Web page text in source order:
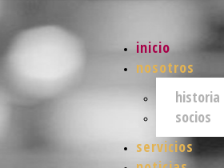
inicio
nosotros
historia
socios
servicios